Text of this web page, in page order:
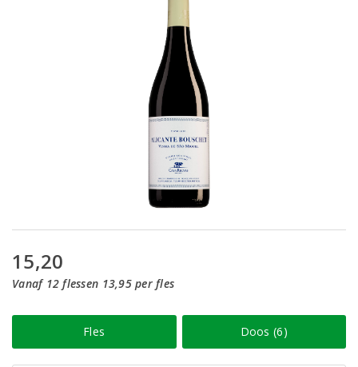
15,20
Vanaf 12 flessen 13,95 per fles
Fles Doos (6)